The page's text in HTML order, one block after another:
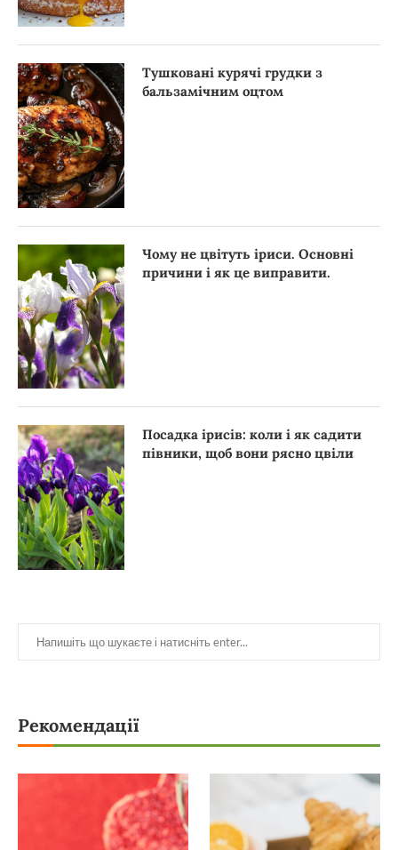
Рекомендації
Тушковані курячі грудки з
бальзамічним оцтом
Чому не цвітуть іриси. Основні
причини і як це виправити.
Посадка ірисів: коли і як садити
півники, щоб вони рясно цвіли